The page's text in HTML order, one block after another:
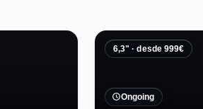
6,3" · desde 999€
Ongoing